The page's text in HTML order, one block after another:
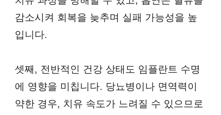
감소시켜 회복을 늦추며 실패 가능성을 높
입니다.
셋째, 전반적인 건강 상태도 임플란트 수명
에 영향을 미칩니다. 당뇨병이나 면역력이
약한 경우, 치유 속도가 느려질 수 있으므로